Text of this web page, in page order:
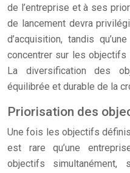
de l’entreprise et à ses
de lancement devra
d’acquisition, tandis
concentrer sur les
La diversification des
équilibrée et durable de la
Priorisation des
Une fois les objectifs
est rare qu’une
objectifs simultanément,